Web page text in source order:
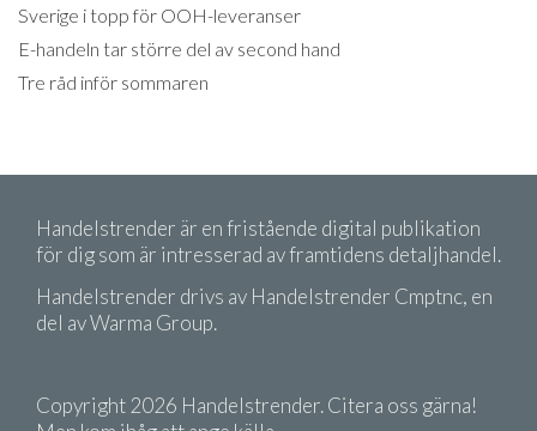
Sverige i topp för OOH-leveranser
E-handeln tar större del av second hand
Tre råd inför sommaren
Handelstrender är en fristående digital publikation
för dig som är intresserad av framtidens detaljhandel.
Handelstrender drivs av Handelstrender Cmptnc, en
del av Warma Group.
Copyright 2026 Handelstrender. Citera oss gärna!